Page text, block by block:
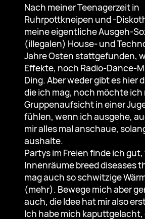
Nach meiner Teenagerzeit in
Ruhrpottkneipen und -
meine eigentliche Ausgeh-
(illegalen) House- und
Jahre Osten stattgefunden,
Effekte, noch Radio-Dance-
Ding. Aber weder gibt es hier
die ich mag, noch möchte ich
Gruppenaufsicht in einer
fühlen, wenn ich ausgehe,
mir alles mal anschaue,
aushalte.
Partys im Freien finde ich gut,
Innenräume breed diseases
mag auch so schwitzige
(mehr). Bewege mich aber
auch, die Idee hat mir also
Ich habe mich kaputtgelacht,